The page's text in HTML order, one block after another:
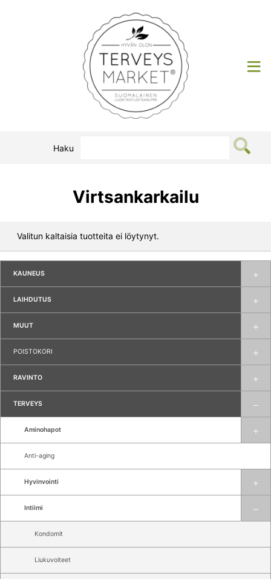
Terveysmarket
Haku
KAUNEUS
LAIHDUTUS
MUUT
POISTOKORI
RAVINTO
TERVEYS
Aminohapot
Anti-aging
Hyvinvointi
Intiimi
Kondomit
Liukuvoiteet
Virtsankarkailu
Valitun kaltaisia tuotteita ei löytynyt.